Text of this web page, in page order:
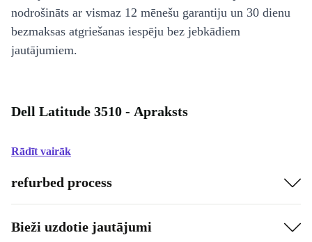
nodrošināts ar vismaz 12 mēnešu garantiju un 30 dienu
bezmaksas atgriešanas iespēju bez jebkādiem
jautājumiem.
Dell Latitude 3510 - Apraksts
Rādīt vairāk
refurbed process
Bieži uzdotie jautājumi